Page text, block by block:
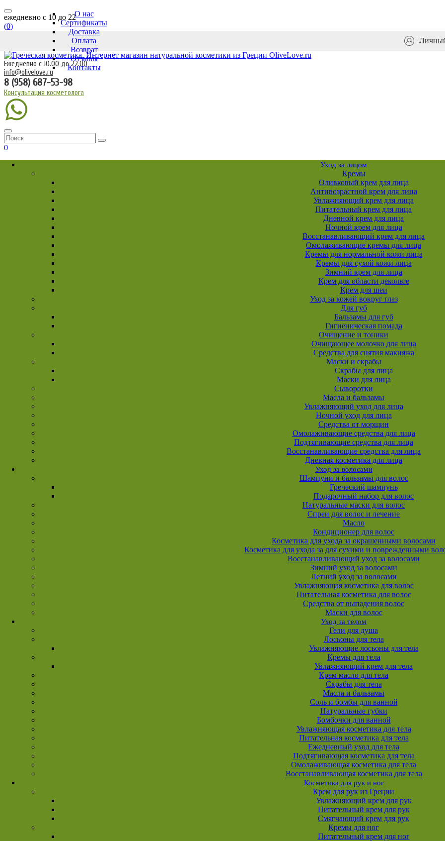
ежедневно c 10 до 22
(0)
О нас
Сертификаты
Доставка
Оплата
Возврат
Отзывы
Контакты
Ежедневно с 10.00 до 22.00
info@olivelove.ru
8 (958) 687-53-98
Консультация косметолога
0
Уход за лицом
Кремы
Оливковый крем для лица
Антивозрастной крем для лица
Увлажняющий крем для лица
Питательный крем для лица
Дневной крем для лица
Ночной крем для лица
Восстанавливающий крем для лица
Омолаживающие кремы для лица
Кремы для нормальной кожи лица
Кремы для сухой кожи лица
Зимний крем для лица
Крем для области декольте
Крем для шеи
Уход за кожей вокруг глаз
Для губ
Бальзамы для губ
Гигиеническая помада
Очищение и тоники
Очищающее молочко для лица
Средства для снятия макияжа
Маски и скрабы
Скрабы для лица
Маски для лица
Сыворотки
Масла и бальзамы
Увлажняющий уход для лица
Ночной уход для лица
Средства от морщин
Омолаживающие средства для лица
Подтягивающие средства для лица
Восстанавливающие средства для лица
Дневная косметика для лица
Уход за волосами
Шампуни и бальзамы для волос
Греческий шампунь
Подарочный набор для волос
Натуральные маски для волос
Спреи для волос и лечение
Масло
Кондиционер для волос
Косметика для ухода за окрашенными волосами
Косметика для ухода за для сухими и поврежденными
Восстанавливающий уход за волосами
Зимний уход за волосами
Летний уход за волосами
Увлажняющая косметика для волос
Питательная косметика для волос
Средства от выпадения волос
Маски для волос
Уход за телом
Гели для душа
Лосьоны для тела
Увлажняющие лосьоны для тела
Кремы для тела
Увлажняющий крем для тела
Крем масло для тела
Скрабы для тела
Масла и бальзамы
Соль и бомбы для ванной
Натуральные губки
Бомбочки для ванной
Увлажняющая косметика для тела
Питательная косметика для тела
Ежедневный уход для тела
Подтягивающая косметика для тела
Омолаживающая косметика для тела
Восстанавливающая косметика для тела
Косметика для рук и ног
Крем для рук из Греции
Увлажняющий крем для рук
Питательный крем для рук
Смягчающий крем для рук
Кремы для ног
Питательный крем для ног